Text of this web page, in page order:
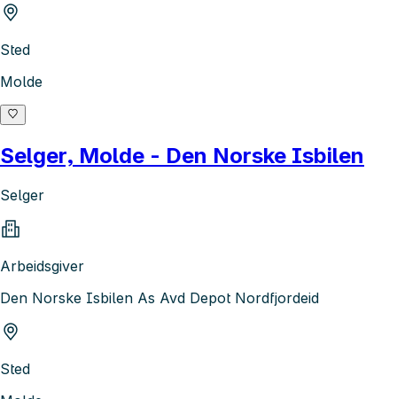
Sted
Molde
Selger, Molde - Den Norske Isbilen
Selger
Arbeidsgiver
Den Norske Isbilen As Avd Depot Nordfjordeid
Sted